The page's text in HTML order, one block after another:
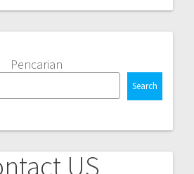
Pencarian
Search
US